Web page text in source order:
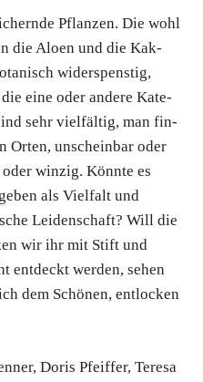
Pflan­zen. Die wohl
die Aloen und die Kak­
wider­spens­tig,
eine oder ande­re Kate­
sehr viel­fäl­tig, man fin­
Orten, unschein­bar oder
win­zig. Könn­te es
als Viel­falt und
Lei­den­schaft? Will die
wir ihr mit Stift und
ent­deckt wer­den, sehen
dem Schö­nen, ent­lo­cken
Doris Pfeif­fer, Tere­sa